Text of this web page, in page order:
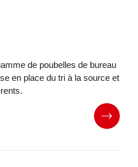
de poubelles de bureau
en place du tri à la source et